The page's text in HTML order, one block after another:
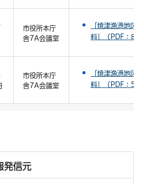
市役所本庁
舎7A会議室
「焼津漁港地区
料」（PDF：
市役所本庁
舎7A会議室
「焼津漁港地区
料」（PDF：
発信元